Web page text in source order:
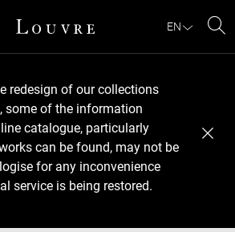
EN
redesign of our collections
some of the information
catalogue, particularly
can be found, may not be
for any inconvenience
service is being restored.